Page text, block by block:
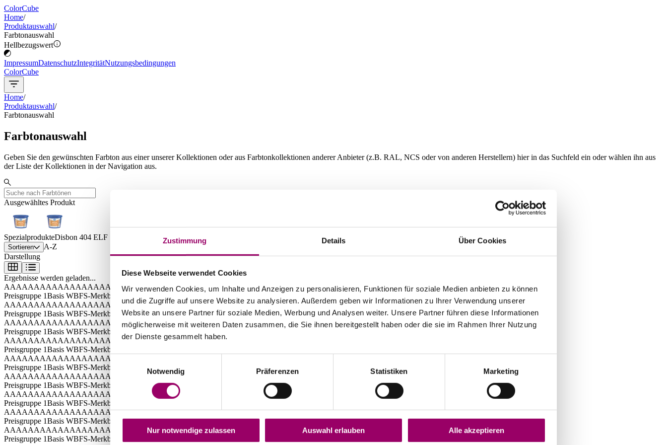
Zustimmung Details Über Cookies
Diese Webseite verwendet Cookies
Wir verwenden Cookies, um Inhalte und Anzeigen zu personalisieren, Funktionen für soziale Medien anbieten zu können
und die Zugriffe auf unsere Website zu analysieren. Außerdem geben wir Informationen zu Ihrer Verwendung unserer
Website an unsere Partner für soziale Medien, Werbung und Analysen weiter. Unsere Partner führen diese Informationen
möglicherweise mit weiteren Daten zusammen, die Sie ihnen bereitgestellt haben oder die sie im Rahmen Ihrer Nutzung
der Dienste gesammelt haben.
Einwilligungsauswahl
Notwendig
Präferenzen Statistiken Marketing
Nur notwendige zulassen Auswahl erlauben Alle akzeptieren
ColorCube
Home/
Produktauswahl/
Farbtonauswahl
Hellbezugswert
ImpressumDatenschutzIntegritätNutzungsbedingungen
ColorCube
Home/
Produktauswahl/
Farbtonauswahl
Farbtonauswahl
Geben Sie den gewünschten Farbton aus einer unserer Kollektionen oder aus Farbtonkollektionen anderer Anbieter (z.B. RAL, NCS oder von anderen Herstellern) hier in das Suchfeld ein oder wählen ihn aus
der Liste der Kollektionen in der Navigation aus.
Ausgewähltes Produkt
SpezialprodukteDisbon 404 ELF
Sortieren
A-Z
Darstellung
Ergebnisse werden geladen...
AAAAAAAAAAAAAAAAAAAAAAAAAAAAAAAAAA
Preisgruppe 1Basis WBFS-Merkblatt B1
AAAAAAAAAAAAAAAAAAAAAAAAAAAAA AAAAAA
Preisgruppe 1Basis WBFS-Merkblatt B1
AAAAAAAAAAAAAAAAAAAAAAAA
Preisgruppe 1Basis WBFS-Merkblatt B1
AAAAAAAAAAAAAAAAAAAAAAAAAAAAAAAAAAAAAAA
Preisgruppe 1Basis WBFS-Merkblatt B1
AAAAAAAAAAAAAAAAAAAAAAAAA
Preisgruppe 1Basis WBFS-Merkblatt B1
AAAAAAAAAAAAAAAAAAAAAAAAAAAAAAAAAAAA
Preisgruppe 1Basis WBFS-Merkblatt B1
AAAAAAAAAAAAAAAAAAAAAAAAAAA
AAAAAAAA
Preisgruppe 1Basis WBFS-Merkblatt B1
AAAAAAAAAAAAAAAAAAAAAAAAAAAA
Preisgruppe 1Basis WBFS-Merkblatt B1
AAAAAAAAAAAAAAAAAAAAAAA
Preisgruppe 1Basis WBFS-Merkblatt B1